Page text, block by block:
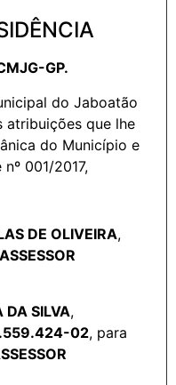
GP.
do Jaboatão
atribuições que lhe
do Município e
001/2017,
DE OLIVEIRA,
ASSESSOR
DA SILVA,
02, para